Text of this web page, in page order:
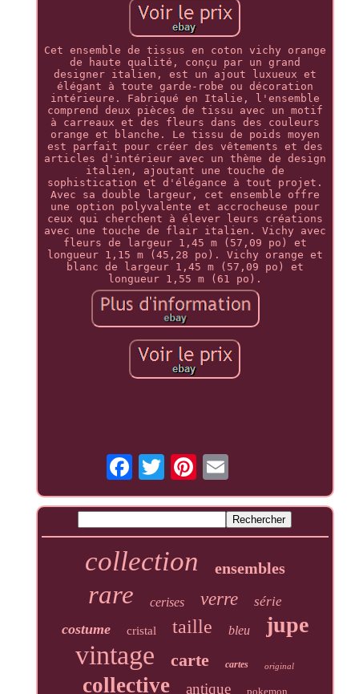
Cet ensemble de tissus en coton vichy orange
de haute qualité, conçu par un grand
designer italien, est un ajout luxueux et
élégant à toute garde-robe ou décoration
intérieure. Fabriqué en Italie, l'ensemble
comprend deux pièces de tissu avec un motif
à carreaux et des fleurs dans des couleurs
orange et blanche. Le tissu de poids moyen
est parfait pour créer des vêtements et des
articles d'intérieur avec un thème de design
italien, ajoutant une touche de
sophistication et d'élégance à tout projet.
Avec sa double largeur, cet ensemble offre
une option polyvalente et accrocheuse pour
ceux qui cherchent à élever leurs créations
avec une touche de flair italien. Vichy avec
fleurs de largeur 1,45 m (57,09 po) et
longueur 1,15 m (45,28 po). Vichy orange et
blanc de largeur 1,45 m (57,09 po) et
longueur 1,55 m (61 po).
collection ensembles
rare cerises verre série
costume cristal taille bleu jupe
vintage carte cartes original
collective antique pokemon